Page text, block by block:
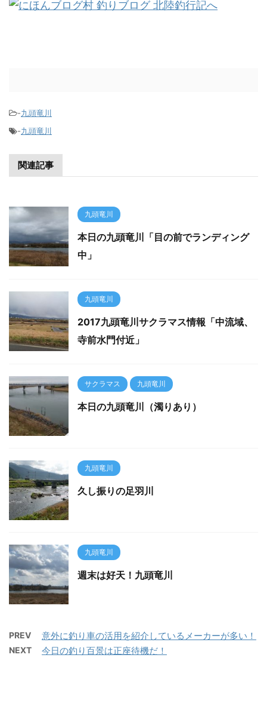
-九頭竜川
-九頭竜川
関連記事
九頭竜川
本日の九頭竜川「目の前でランディング
中」
九頭竜川
2017九頭竜川サクラマス情報「中流域、
寺前水門付近」
サクラマス 九頭竜川
本日の九頭竜川（濁りあり）
九頭竜川
久し振りの足羽川
九頭竜川
週末は好天！九頭竜川
PREV 意外に釣り車の活用を紹介しているメーカーが多い！
NEXT 今日の釣り百景は正座待機だ！